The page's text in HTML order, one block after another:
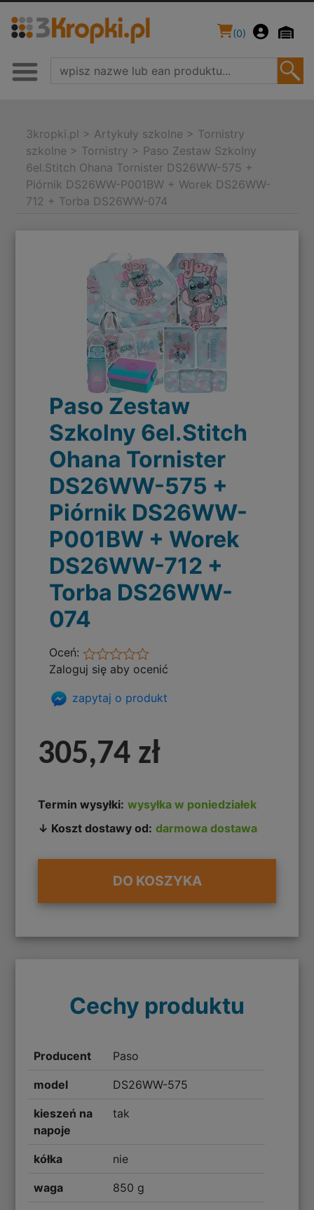
(0)
3kropki.pl > Artykuły szkolne > Tornistry
szkolne > Tornistry > Paso Zestaw Szkolny
6el.Stitch Ohana Tornister DS26WW-575 +
Piórnik DS26WW-P001BW + Worek DS26WW-
712 + Torba DS26WW-074
Paso Zestaw
Szkolny 6el.Stitch
Ohana Tornister
DS26WW-575 +
Piórnik DS26WW-
P001BW + Worek
DS26WW-712 +
Torba DS26WW-
074
Oceń:
Zaloguj się aby ocenić
zapytaj o produkt
305,74 zł
Termin wysyłki: wysyłka w poniedziałek
↓ Koszt dostawy od: darmowa dostawa
DO KOSZYKA
Cechy produktu
Producent Paso
model DS26WW-575
kieszeń na
napoje
tak
kółka nie
waga 850 g